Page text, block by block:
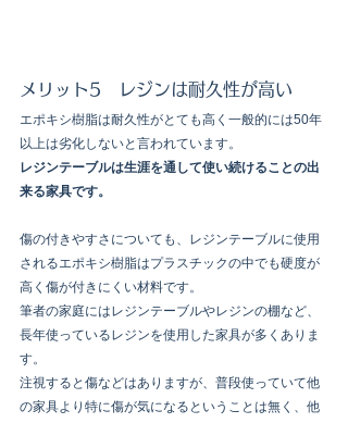
メリット5　レジンは耐久性が高い
エポキシ樹脂は耐久性がとても高く一般的には50年
以上は劣化しないと言われています。
レジンテーブルは生涯を通して使い続けることの出
来る家具です。
傷の付きやすさについても、レジンテーブルに使用
されるエポキシ樹脂はプラスチックの中でも硬度が
高く傷が付きにくい材料です。
筆者の家庭にはレジンテーブルやレジンの棚など、
長年使っているレジンを使用した家具が多くありま
す。
注視すると傷などはありますが、普段使っていて他
の家具より特に傷が気になるということは無く、他